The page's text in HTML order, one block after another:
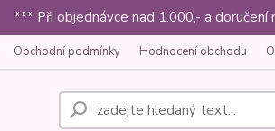
*** Při objednávce nad 1.000,- a
Obchodní podmínky Hodnocení obchodu